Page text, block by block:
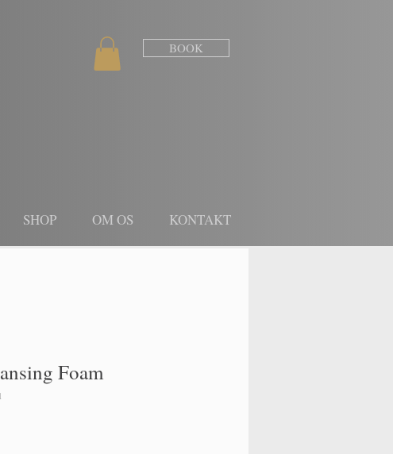
BOOK
SHOP OM OS KONTAKT
Foam